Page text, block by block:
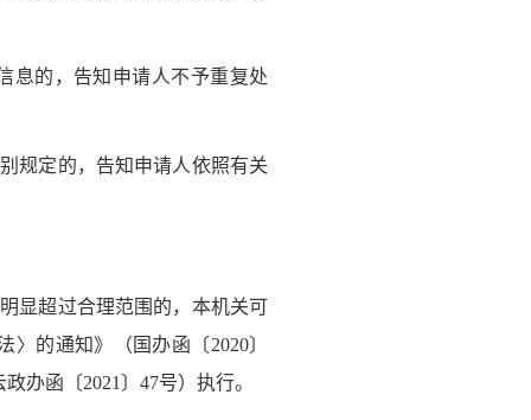
的，告知申请人不予重复处
规定的，告知申请人依照有关
显超过合理范围的，本机关可
的通知》（国办函〔2020〕
办函〔2021〕47号）执行。